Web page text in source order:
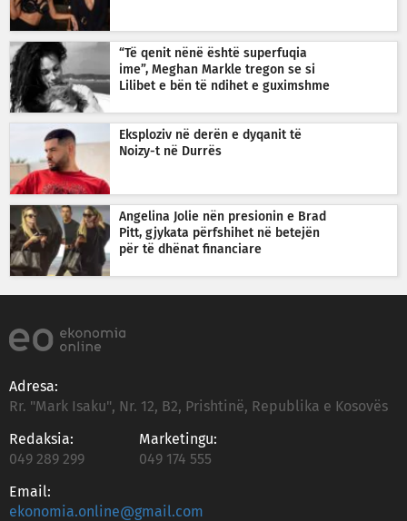
“Të qenit nënë është superfuqia
ime”, Meghan Markle tregon se si
Lilibet e bën të ndihet e guximshme
Eksploziv në derën e dyqanit të
Noizy-t në Durrës
Angelina Jolie nën presionin e Brad
Pitt, gjykata përfshihet në betejën
për të dhënat financiare
Adresa:
Rr. "Mark Isaku", Nr. 12, B2, Prishtinë, Republika e Kosovës
Redaksia:
049 289 299
Marketingu:
049 174 555
Email:
ekonomia.online@gmail.com